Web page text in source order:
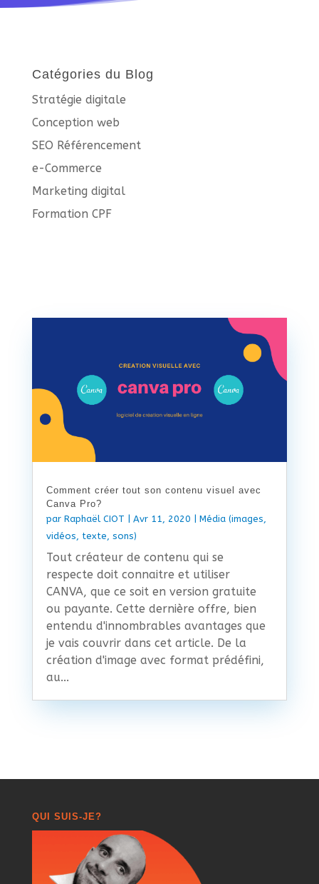
Catégories du Blog
Stratégie digitale
Conception web
SEO Référencement
e-Commerce
Marketing digital
Formation CPF
Comment créer tout son contenu visuel avec
Canva Pro?
par Raphaël CIOT Avr 11, 2020
Média (images,
vidéos, texte, sons)
Tout créateur de contenu qui se
respecte doit connaitre et utiliser
CANVA, que ce soit en version gratuite
ou payante. Cette dernière offre, bien
entendu d'innombrables avantages que
je vais couvrir dans cet article. De la
création d'image avec format prédéfini,
au...
QUI SUIS-JE?